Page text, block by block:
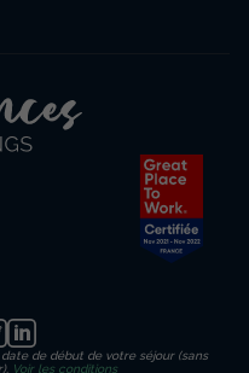
Salle de bain
1
Cafetière
| Ultimate | 3 Ch. | 6
de début de votre séjour (sans
Voir les conditions